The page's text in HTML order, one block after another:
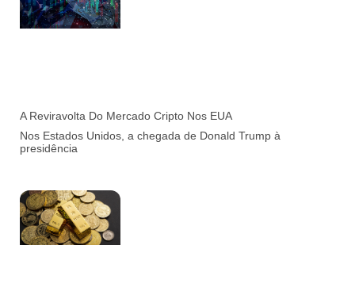
A Reviravolta Do Mercado Cripto Nos EUA
Nos Estados Unidos, a chegada de Donald Trump à
presidência